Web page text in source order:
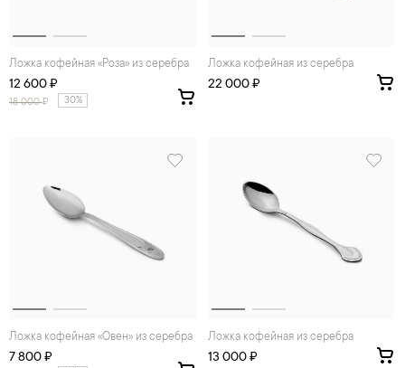
Ложка кофейная «Роза» из серебра
12 600 ₽
18 000₽ 30%
Ложка кофейная из серебра
22 000 ₽
Ложка кофейная «Овен» из серебра
7 800 ₽
Ложка кофейная из серебра
13 000 ₽